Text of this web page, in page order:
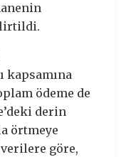
kapsamına
ödeme de
derin
örtmeye
verilere göre,